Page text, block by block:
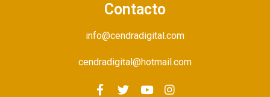
Contacto
info@cendradigital.com
cendradigital@hotmail.com